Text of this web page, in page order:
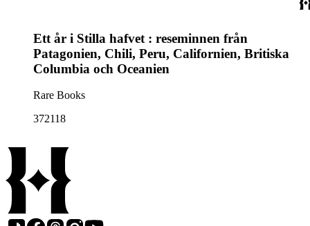
Ett år i Stilla hafvet : reseminnen från
Patagonien, Chili, Peru, Californien, Britiska
Columbia och Oceanien
Rare Books
372118